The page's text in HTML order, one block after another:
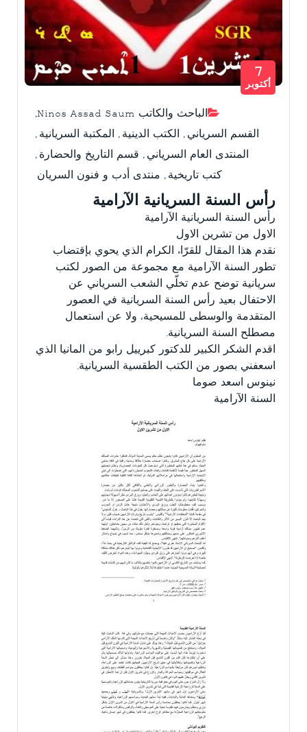
الباحث والكاتب Ninos Assad Saum
,
القسم السرياني , الكتب الدينية , المكتبة السريانية ,
المنتدى العام السرياني , قسم التاريخ والحضارة ,
كتب تاريخية , منتدى أدب و فنون السريان
7
أكتوبر
رأس السنة السريانية الآرامية
رأس السنة السريانية الآرامية
الاول من تشرين الاول
نقدم هذا المقال للقرّاء الكرام الذي يحوي بإقتضاب
تطور السنة الآرامية مع مجموعة من الصور لكتب
سريانية توضح عدم تخلّي الشعب السرياني عن
الاحتفال بعيد رأس السنة السريانية في العصور
المتقدمة والوسطى للمسيحية، ولا عن استعمال
مصطلح السنة السريانية.
اقدم الشكر الكبير للدكتور كبرييل رابو من المانيا الذي
اسعفني بصور من الكتب الطقسية السريانية.
نينوس اسعد صوما
السنة الآرامية